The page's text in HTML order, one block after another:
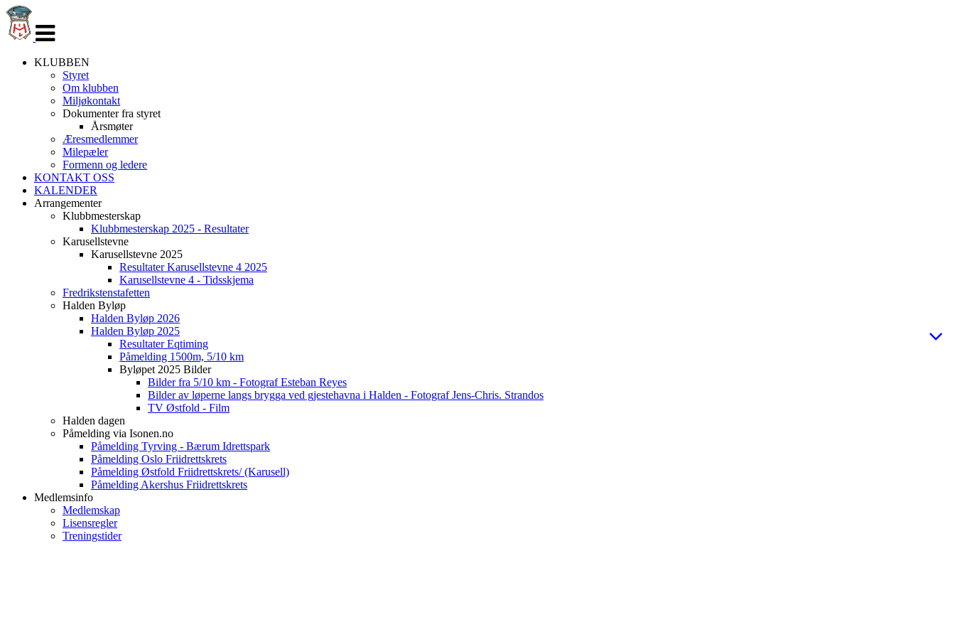
navigasjon
KLUBBEN
Styret
Om klubben
Miljøkontakt
Dokumenter fra styret
Årsmøter
Æresmedlemmer
Milepæler
Formenn og ledere
KONTAKT OSS
KALENDER
Arrangementer
Klubbmesterskap
Klubbmesterskap 2025 - Resultater
Karusellstevne
Karusellstevne 2025
Resultater Karusellstevne 4 2025
Karusellstevne 4 - Tidsskjema
Fredrikstenstafetten
Halden Byløp
Halden Byløp 2026
Halden Byløp 2025
Resultater Eqtiming
Påmelding 1500m, 5/10 km
Byløpet 2025 Bilder
Bilder fra 5/10 km - Fotograf Esteban Reyes
Bilder av løperne langs brygga ved gjestehavna i Halden - Fotograf Jens-Chris. Strandos
TV Østfold - Film
Halden dagen
Påmelding via Isonen.no
Påmelding Tyrving - Bærum Idrettspark
Påmelding Oslo Friidrettskrets
Påmelding Østfold Friidrettskrets/ (Karusell)
Påmelding Akershus Friidrettskrets
Medlemsinfo
Medlemskap
Lisensregler
Treningstider